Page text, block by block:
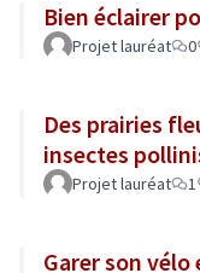
Bien éclairer
Projet lauréat 0
Des prairies
insectes
Projet lauréat 1
Garer son